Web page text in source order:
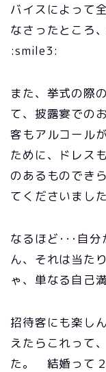
バイスによって
なさったところ
:smile3:
また、挙式の際
て、披露宴での
客もアルコール
ために、ドレス
のあるものでき
てくださいまし
なるほど･･･自
ん、それは当た
ゃ、単なる自己
招待客にも楽し
えたらこれって
た。 結婚って